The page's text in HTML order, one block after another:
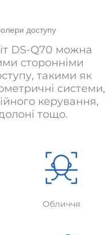
доступу
DS-Q70 можна
сторонніми
такими як
системи,
керування,
тощо.
Обличчя